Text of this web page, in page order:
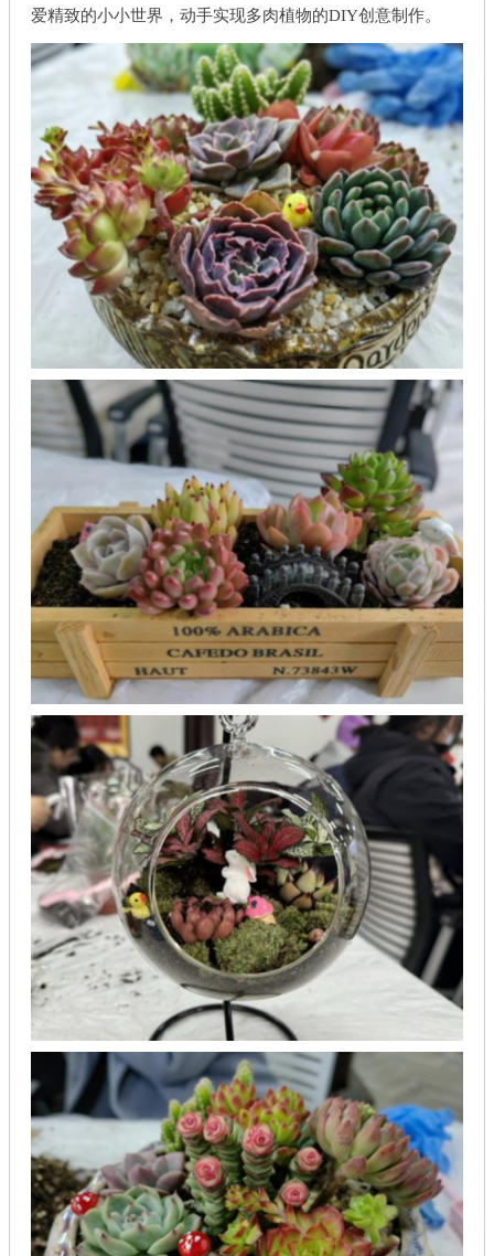
爱精致的小小世界，动手实现多肉植物的DIY创意制作。